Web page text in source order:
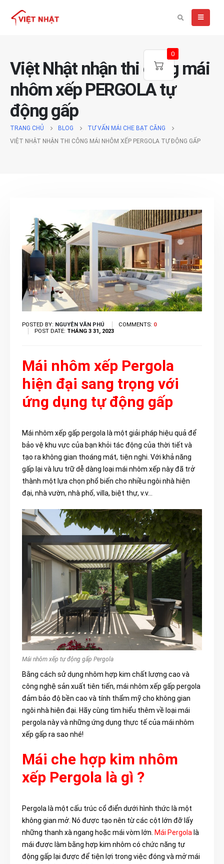
Việt Nhật nhận thi công mái
nhôm xếp PERGOLA tự
động gấp
TRANG CHỦ BLOG
TƯ VẤN MÁI CHE BẠT CĂNG
VIỆT NHẬT NHẬN THI CÔNG MÁI NHÔM XẾP PERGOLA TỰ ĐỘNG GẤP
POSTED BY: NGUYÊN VĂN PHÚ COMMENTS: 0
POST DATE: THÁNG 3 31, 2023
Mái nhôm xếp Pergola
hiện đại sang trọng với
ứng dụng tự động gấp
Mái nhôm xếp gấp pergola là một giải pháp hiệu quả để
bảo vệ khu vực của bạn khỏi tác động của thời tiết và
tạo ra không gian thoáng mát, tiện nghi. Với khả năng
gấp lại và lưu trữ dễ dàng loại mái nhôm xếp này đã trở
thành một lựa chọn phổ biến cho nhiều ngôi nhà hiện
đại, nhà vườn, nhà phố, villa, biệt thự, v.v…
Mái nhôm xếp tự động gấp Pergola
Bằng cách sử dụng nhôm hợp kim chất lượng cao và
công nghệ sản xuất tiên tiến, mái nhôm xếp gấp pergola
đảm bảo độ bền cao và tính thẩm mỹ cho không gian
ngôi nhà hiện đại. Hãy cùng tìm hiểu thêm về loại mái
pergola này và những ứng dụng thực tế của mái nhôm
xếp gấp ra sao nhé!
Mái che hợp kim nhôm
xếp Pergola là gì ?
Pergola là một cấu trúc cổ điển dưới hình thức là một
không gian mở. Nó được tạo nên từ các cột lớn đỡ lấy
những thanh xà ngang hoặc mái vòm lớn. Mái Pergola là
mái được làm bằng hợp kim nhôm có chức năng tự
động gấp lại được để tiện lợi trong việc đóng và mở mái
0